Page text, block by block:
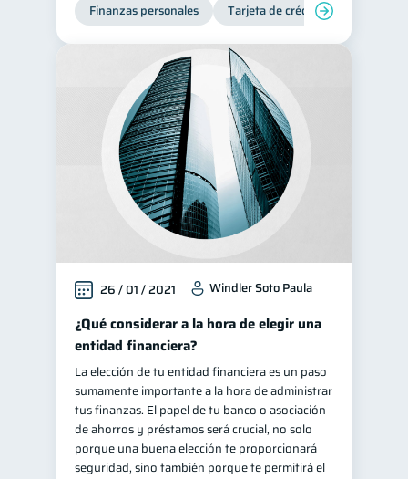
Finanzas personales Tarjeta de crédito
26 / 01 / 2021 Windler Soto Paula
¿Qué considerar a la hora de elegir una
entidad financiera?
La elección de tu entidad financiera es un paso
sumamente importante a la hora de administrar
tus finanzas. El papel de tu banco o asociación
de ahorros y préstamos será crucial, no solo
porque una buena elección te proporcionará
seguridad, sino también porque te permitirá el